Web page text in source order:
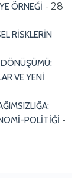
ÖRNEĞİ - 28
RİSKLERİN
VE YENİ
POLİTİĞİ -